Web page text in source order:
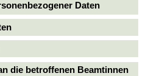
Daten
die betroffenen Beamtinnen